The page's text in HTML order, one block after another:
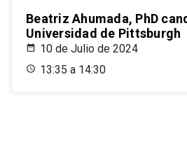
Beatriz Ahumada, PhD
Universidad de Pittsburgh
10 de Julio de 2024
13:35 a 14:30